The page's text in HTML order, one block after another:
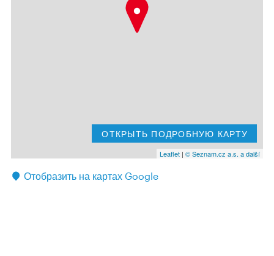
ОТКРЫТЬ ПОДРОБНУЮ КАРТУ
Leaflet | © Seznam.cz a.s. a další
Отобразить на картах Google